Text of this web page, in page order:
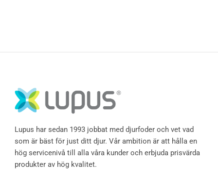
Lupus har sedan 1993 jobbat med djurfoder och vet vad
som är bäst för just ditt djur. Vår ambition är att hålla en
hög servicenivå till alla våra kunder och erbjuda prisvärda
produkter av hög kvalitet.